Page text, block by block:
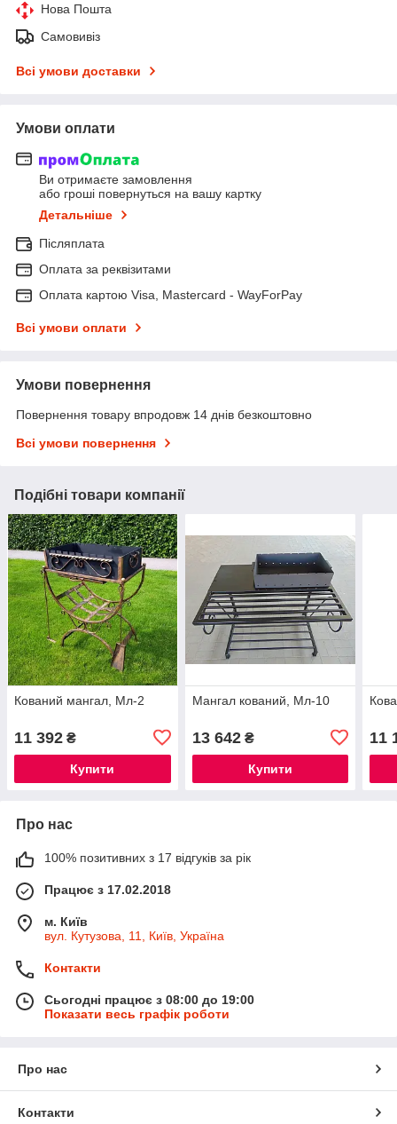
Нова Пошта
Самовивіз
Всі умови доставки
Умови оплати
Ви отримаєте замовлення
або гроші повернуться на вашу картку
Детальніше
Післяплата
Оплата за реквізитами
Оплата картою Visa, Mastercard - WayForPay
Всі умови оплати
Умови повернення
Повернення товару впродовж 14 днів безкоштовно
Всі умови повернення
Подібні товари компанії
Кований мангал, Мл-2
11 392 ₴
Купити
Мангал кований, Мл-10
13 642₴
Купити
11
Про нас
100% позитивних з 17 відгуків за рік
Працює з 17.02.2018
м. Київ
вул. Кутузова, 11, Київ, Україна
Контакти
Сьогодні працює з 08:00 до 19:00
Показати весь графік роботи
Про нас
Контакти